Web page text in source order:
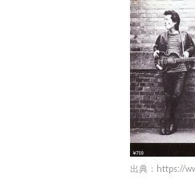
出典：https://